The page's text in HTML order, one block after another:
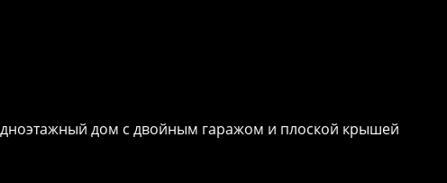
дом с двойным гаражом и плоской крышей